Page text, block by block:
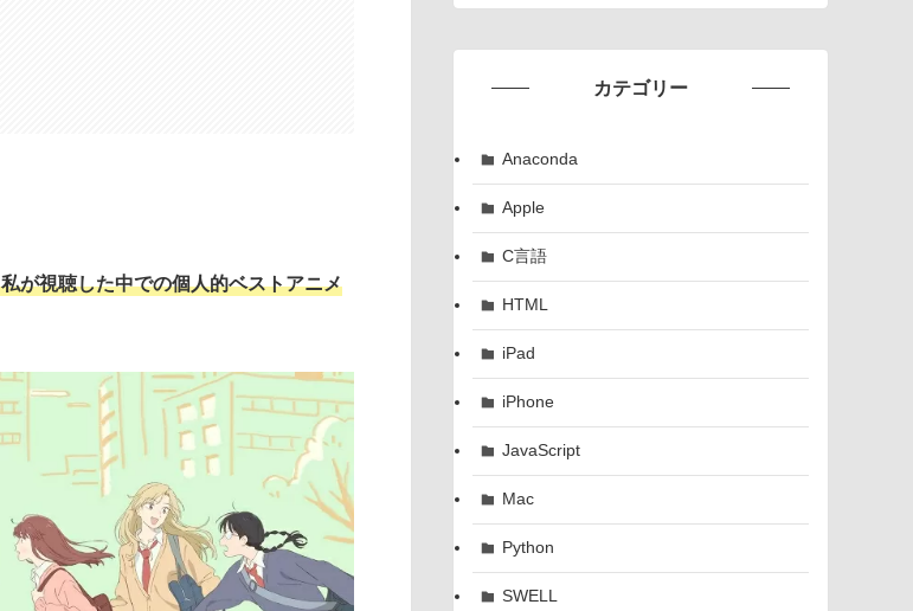
私が視聴した中での個人的ベストアニメ
カテゴリー
Anaconda
Apple
C言語
HTML
iPad
iPhone
JavaScript
Mac
Python
SWELL